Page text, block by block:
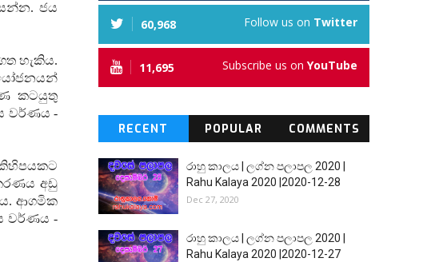
ජය
හැකිය.
කටයුතු
වර්ණය -
අඩු
ආගමික
වර්ණය -
60,968 Follow us on Twitter
11,695 Subscribe us on YouTube
RECENT POPULAR COMMENTS
රාහු කාලය | ලග්න පලාපල 2020 |
Rahu Kalaya 2020 |2020-12-28
Dec 27, 2020
රාහු කාලය | ලග්න පලාපල 2020 |
Rahu Kalaya 2020 |2020-12-27